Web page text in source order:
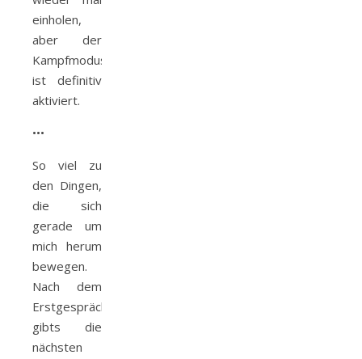
einholen,
aber der
Kampfmodus
ist definitiv
aktiviert.
•••
So viel zu
den Dingen,
die sich
gerade um
mich herum
bewegen.
Nach dem
Erstgespräch
gibts die
nächsten